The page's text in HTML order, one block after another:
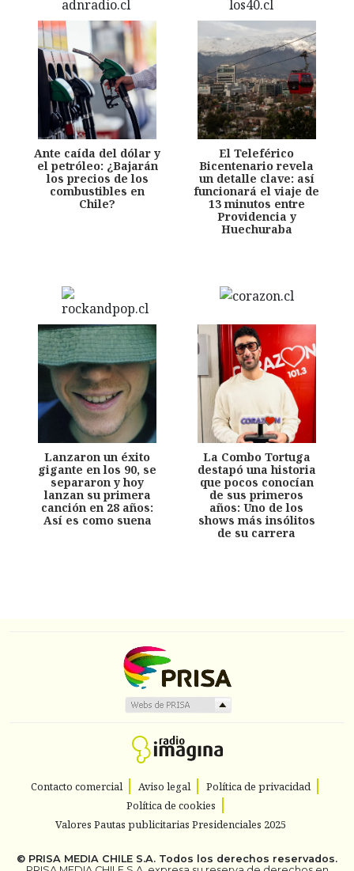
Ante caída del dólar y
el petróleo: ¿Bajarán
los precios de los
combustibles en
Chile?
El Teleférico
Bicentenario revela
un detalle clave: así
funcionará el viaje de
13 minutos entre
Providencia y
Huechuraba
Lanzaron un éxito
gigante en los 90, se
separaron y hoy
lanzan su primera
canción en 28 años:
Así es como suena
La Combo Tortuga
destapó una historia
que pocos conocían
de sus primeros
años: Uno de los
shows más insólitos
de su carrera
Contacto comercial Aviso legal
Política de privacidad
Política de cookies
Valores Pautas publicitarias Presidenciales 2025
© PRISA MEDIA CHILE S.A. Todos los derechos reservados.